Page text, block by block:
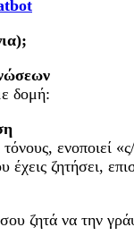
δομή:
ενοποιεί
ζητήσει,
ζητά να την